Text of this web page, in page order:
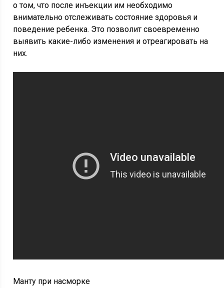
о том, что после инъекции им необходимо
внимательно отслеживать состояние здоровья и
поведение ребенка. Это позволит своевременно
выявить какие-либо изменения и отреагировать на
них.
Манту при насморке